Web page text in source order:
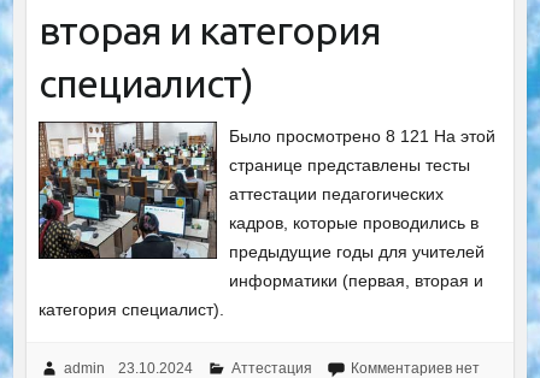
вторая и категория
специалист)
Было просмотрено 8 121 На этой
странице представлены тесты
аттестации педагогических
кадров, которые проводились в
предыдущие годы для учителей
информатики (первая, вторая и
категория специалист).
admin 23.10.2024 Аттестация Комментариев нет